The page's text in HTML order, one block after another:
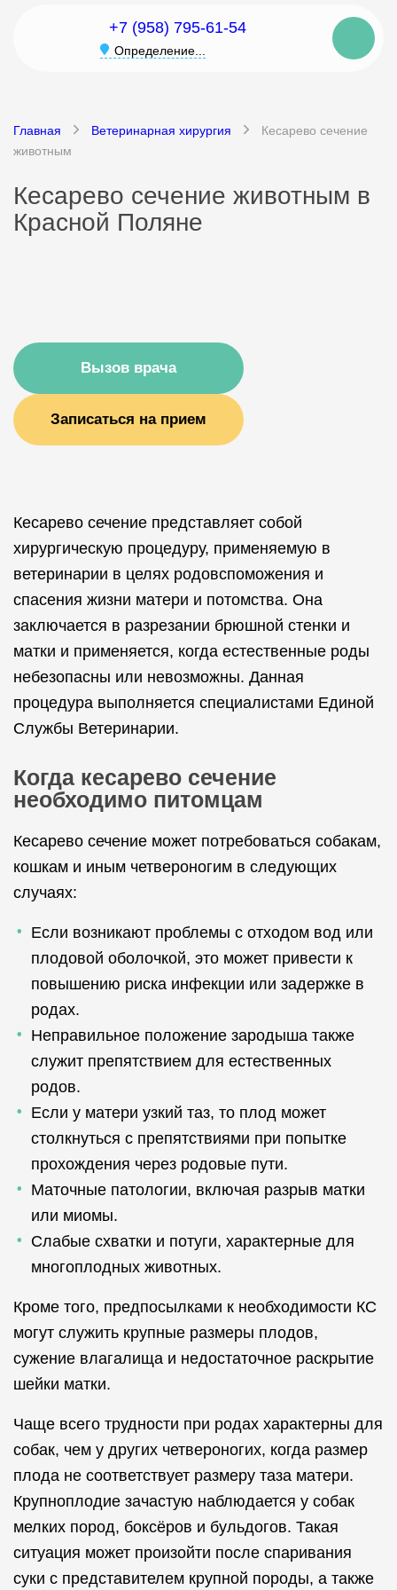
+7 (958) 795-61-54
Определение...
Главная Ветеринарная хирургия
Кесарево сечение
животным
Кесарево сечение животным в
Красной Поляне
Вызов врача
Записаться на прием
Кесарево сечение представляет собой
хирургическую процедуру, применяемую в
ветеринарии в целях родовспоможения и
спасения жизни матери и потомства. Она
заключается в разрезании брюшной стенки и
матки и применяется, когда естественные роды
небезопасны или невозможны. Данная
процедура выполняется специалистами Единой
Службы Ветеринарии.
Когда кесарево сечение
необходимо питомцам
Кесарево сечение может потребоваться собакам,
кошкам и иным четвероногим в следующих
случаях:
Если возникают проблемы с отходом вод или
плодовой оболочкой, это может привести к
повышению риска инфекции или задержке в
родах.
Неправильное положение зародыша также
служит препятствием для естественных
родов.
Если у матери узкий таз, то плод может
столкнуться с препятствиями при попытке
прохождения через родовые пути.
Маточные патологии, включая разрыв матки
или миомы.
Слабые схватки и потуги, характерные для
многоплодных животных.
Кроме того, предпосылками к необходимости КС
могут служить крупные размеры плодов,
сужение влагалища и недостаточное раскрытие
шейки матки.
Чаще всего трудности при родах характерны для
собак, чем у других четвероногих, когда размер
плода не соответствует размеру таза матери.
Крупноплодие зачастую наблюдается у собак
мелких пород, боксёров и бульдогов. Такая
ситуация может произойти после спаривания
суки с представителем крупной породы, а также